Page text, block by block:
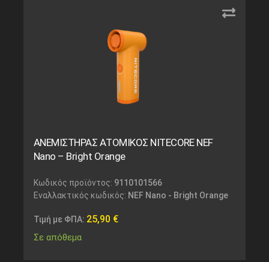
ΑΝΕΜΙΣΤΗΡΑΣ ΑΤΟΜΙΚΟΣ NITECORE NEF
Nano – Bright Orange
Κωδικός προϊόντος: 9110101566
Εναλλακτικός κωδικός: NEF Nano - Bright Orange
Τιμή με ΦΠΑ: 25,90 €
Σε απόθεμα